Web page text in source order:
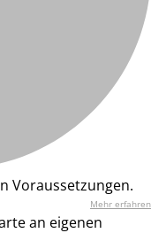
Voraussetzungen.
Mehr erfahren
an eigenen